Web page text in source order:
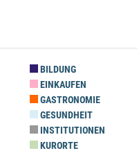
BILDUNG
EINKAUFEN
GASTRONOMIE
GESUNDHEIT
INSTITUTIONEN
KURORTE